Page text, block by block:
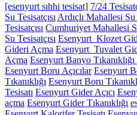
[esenyurt sıhhi tesisat] 7/24
Su Tesisatçısı Ardıçlı Mahallesi Su
Tesisatçısı Cumhuriyet Mahallesi
Su Tesisatçısı Esenyurt Klozet
Gideri Açma Esenyurt Tuvalet
Açma Esenyurt Banyo Tıkanıklığı
Esenyurt Boru Açıcılar Esenyurt
Tıkanıklığı Esenyurt Boru
Tesisatı Esenyurt Gider Açıcı
açma Esenyurt Gider Tıkanıklığı